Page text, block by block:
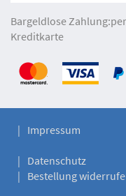
Bargeldlose
Kreditkarte
Impressum
Datenschutz
Bestellung